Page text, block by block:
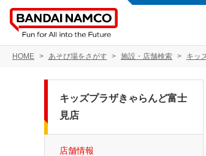
HOME あそび場をさがす 施設・店舗検索 キッ
キッズプラザきゃらんど富士
見店
店舗情報